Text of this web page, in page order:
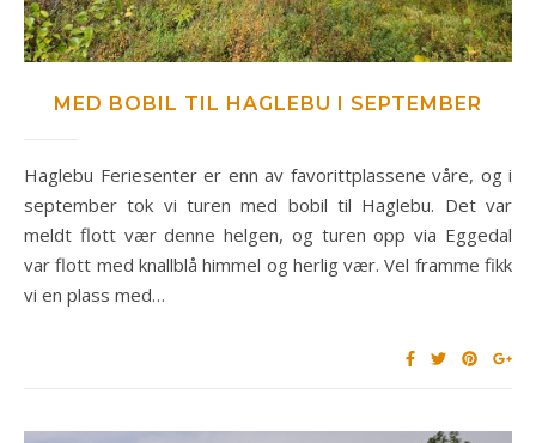
MED BOBIL TIL HAGLEBU I SEPTEMBER
Haglebu Feriesenter er enn av favorittplassene våre, og i
september tok vi turen med bobil til Haglebu. Det var
meldt flott vær denne helgen, og turen opp via Eggedal
var flott med knallblå himmel og herlig vær. Vel framme fikk
vi en plass med…